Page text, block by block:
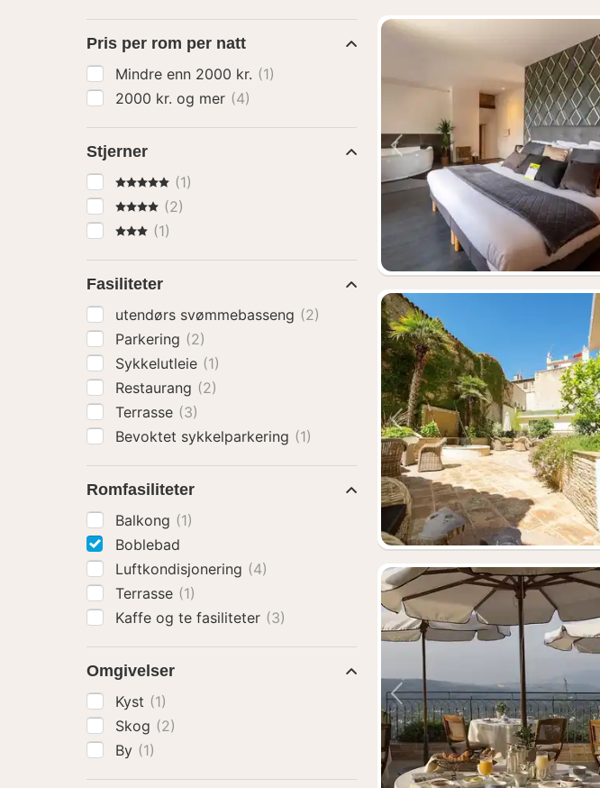
Forrige bilde
Forrige bilde
Forrige bilde
Pris per rom per natt
Mindre enn 2000 kr. (1)
2000 kr. og mer (4)
Stjerner
5 Stjerner(1)
4 Stjerner
(2)
3 Stjerner
(1)
Fasiliteter
utendørs svømmebasseng (2)
Parkering (2)
Sykkelutleie (1)
Restaurang (2)
Terrasse (3)
Bevoktet sykkelparkering (1)
Romfasiliteter
Balkong (1)
Boblebad
Luftkondisjonering (4)
Terrasse (1)
Kaffe og te fasiliteter (3)
Omgivelser
Kyst (1)
Skog (2)
By (1)